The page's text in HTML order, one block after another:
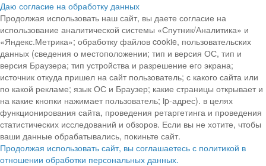
Даю согласие на обработку данных
Продолжая использовать наш сайт, вы даете согласие на
использование аналитической системы «Спутник/Аналитика» и
«Яндекс.Метрика»; обработку файлов cookie, пользовательских
данных (сведения о местоположении; тип и версия ОС, тип и
версия Браузера; тип устройства и разрешение его экрана;
источник откуда пришел на сайт пользователь; с какого сайта или
по какой рекламе; язык ОС и Браузер; какие страницы открывает и
на какие кнопки нажимает пользователь; ip-адрес). в целях
функционирования сайта, проведения ретаргетинга и проведения
статистических исследований и обзоров. Если вы не хотите, чтобы
ваши данные обрабатывались, покиньте сайт.
Продолжая использовать сайт, вы соглашаетесь с политикой в
отношении обработки персональных данных.